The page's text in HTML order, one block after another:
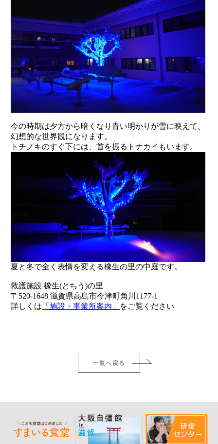
今の時期は夕方から暗くなり青い明かりが雪に映えて、
幻想的な世界観になります。
トチノキのすぐ下には、首を振るトナカイもいます。
夏と冬で全く表情を変える橡生の里の中庭です。
救護施設 橡生(とちう)の里
〒520-1648 滋賀県高島市今津町角川1177-1
詳しくは 「施設・事業所案内」 をご覧ください
一覧へ戻る